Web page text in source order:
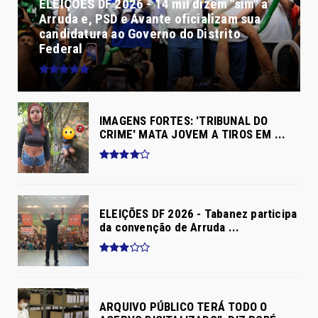
ELEIÇÕES DF 2026 - 14 mil dizem "sim" a
Arruda e, PSD e Avante oficializam sua
candidatura ao Governo do Distrito
Federal
IMAGENS FORTES: 'TRIBUNAL DO
CRIME' MATA JOVEM A TIROS EM ...
ELEIÇÕES DF 2026 - Tabanez participa
da convenção de Arruda ...
ARQUIVO PÚBLICO TERÁ TODO O